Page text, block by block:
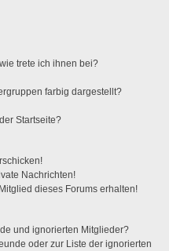
trete ich ihnen bei?
farbig dargestellt?
Startseite?
Nachrichten!
dieses Forums erhalten!
und ignorierten Mitglieder?
oder zur Liste der ignorierten